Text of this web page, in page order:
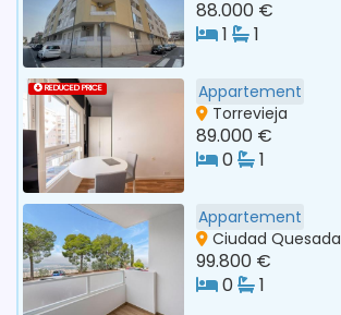
88.000 €
1
1
REDUCED PRICE
Appartement
Torrevieja
89.000 €
0
1
Appartement
Ciudad Quesada
99.800 €
0
1